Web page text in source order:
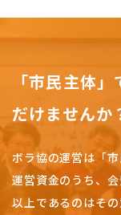
「市民主体
だけませんか
ボラ協の運営は「市
運営資金のうち、
以上であるのはその